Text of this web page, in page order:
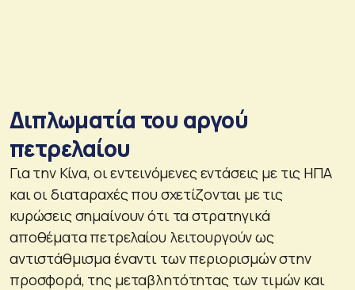
Διπλωματία του αργού
πετρελαίου
Για την Κίνα, οι εντεινόμενες εντάσεις με τις ΗΠΑ
και οι διαταραχές που σχετίζονται με τις
κυρώσεις σημαίνουν ότι τα στρατηγικά
αποθέματα πετρελαίου λειτουργούν ως
αντιστάθμισμα έναντι των περιορισμών στην
προσφορά, της μεταβλητότητας των τιμών και